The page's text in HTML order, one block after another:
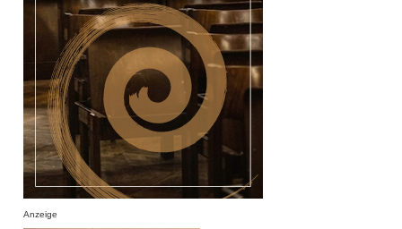
Anzeige